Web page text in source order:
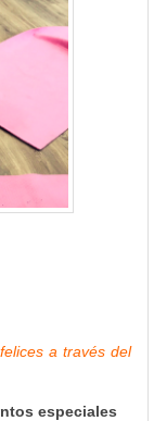
a través del
especiales